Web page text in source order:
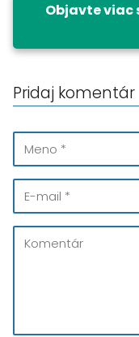
Objavte viac
Pridaj komentár